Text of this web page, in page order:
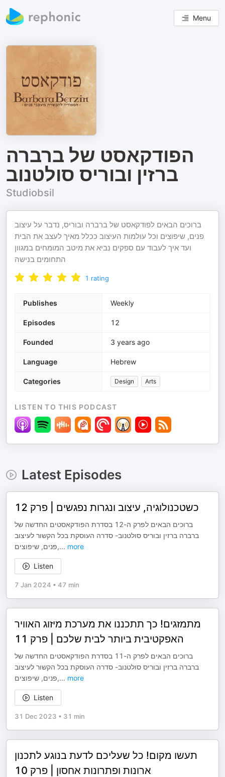
Menu
הפודקאסט של ברברה
ברזין ובוריס סולטנוב
Studiobsil
ברוכים הבאים לפודקאסט של ברברה ובוריס, נדבר על עיצוב
פנים, שיפוצים וכל עולמות העיצוב ככלל מאיך לעצב את הבית
ועד איך לעבוד עם ספקים נביא את מיטב המומחים במגוון
התחומים בנישה
1 rating
Publishes Weekly
Episodes 12
Founded 3 years ago
Language Hebrew
Categories Design Arts
LISTEN TO THIS PODCAST
Latest Episodes
כשטכנולוגיה, עיצוב ונגרות נפגשים | פרק 12
ברוכים הבאים לפרק ה-12 בסדרת הפודקאסטים החדשה של
ברברה ברזין ובוריס סולטנוב- סדרה העוסקת בכל הקשור לעיצוב
פנים, שיפוצים,... more
Listen
7 Jan 2024 • 47 min
מתמזגים! כך תתכננו את מערכת מיזוג האוויר
האפקטיבית ביותר לבית שלכם | פרק 11
ברוכים הבאים לפרק ה-11 בסדרת הפודקאסטים החדשה של
ברברה ברזין ובוריס סולטנוב- סדרה העוסקת בכל הקשור לעיצוב
פנים, שיפוצים,... more
Listen
31 Dec 2023 • 31 min
תעשו מקום! כל שעליכם לדעת בנוגע לתכנון
ארונות ופתרונות אחסון | פרק 10